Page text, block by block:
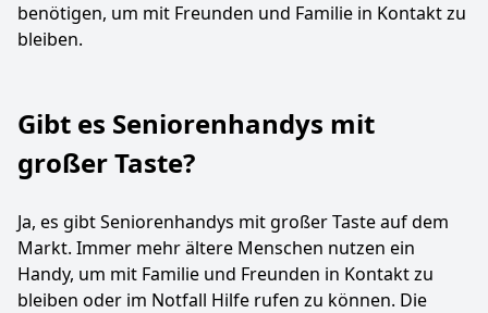
benötigen, um mit Freunden und Familie in Kontakt zu
bleiben.
Gibt es Seniorenhandys mit
großer Taste?
Ja, es gibt Seniorenhandys mit großer Taste auf dem
Markt. Immer mehr ältere Menschen nutzen ein
Handy, um mit Familie und Freunden in Kontakt zu
bleiben oder im Notfall Hilfe rufen zu können. Die